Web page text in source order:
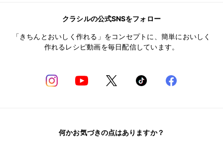
クラシルの公式SNSをフォロー
「きちんとおいしく作れる」をコンセプトに、簡単においしく
作れるレシピ動画を毎日配信しています。
何かお気づきの点はありますか？